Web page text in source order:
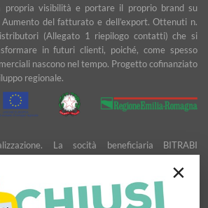
×
propria visibilità e portare il proprio brand su
del fatturato e dell’export. Ottenuti n.
(Allegato 1 riepilogo contatti) che si
in futuri clienti, poiché, come spesso
nascono nel tempo. Progetto cofinanziato
regionale.
La socità beneficiaria BITRABI
principali per le realtà che operano nel settore
di outdoor. In questa ottica, la Bitrabì ha
di Verona, alla Fiera Cinegètica di Madrid, alla